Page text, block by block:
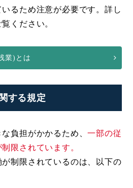
るため注意が必要です。詳し
ください。
業)とは
する規定
負担がかかるため、一部の従
限されています。
制限されているのは、以下の